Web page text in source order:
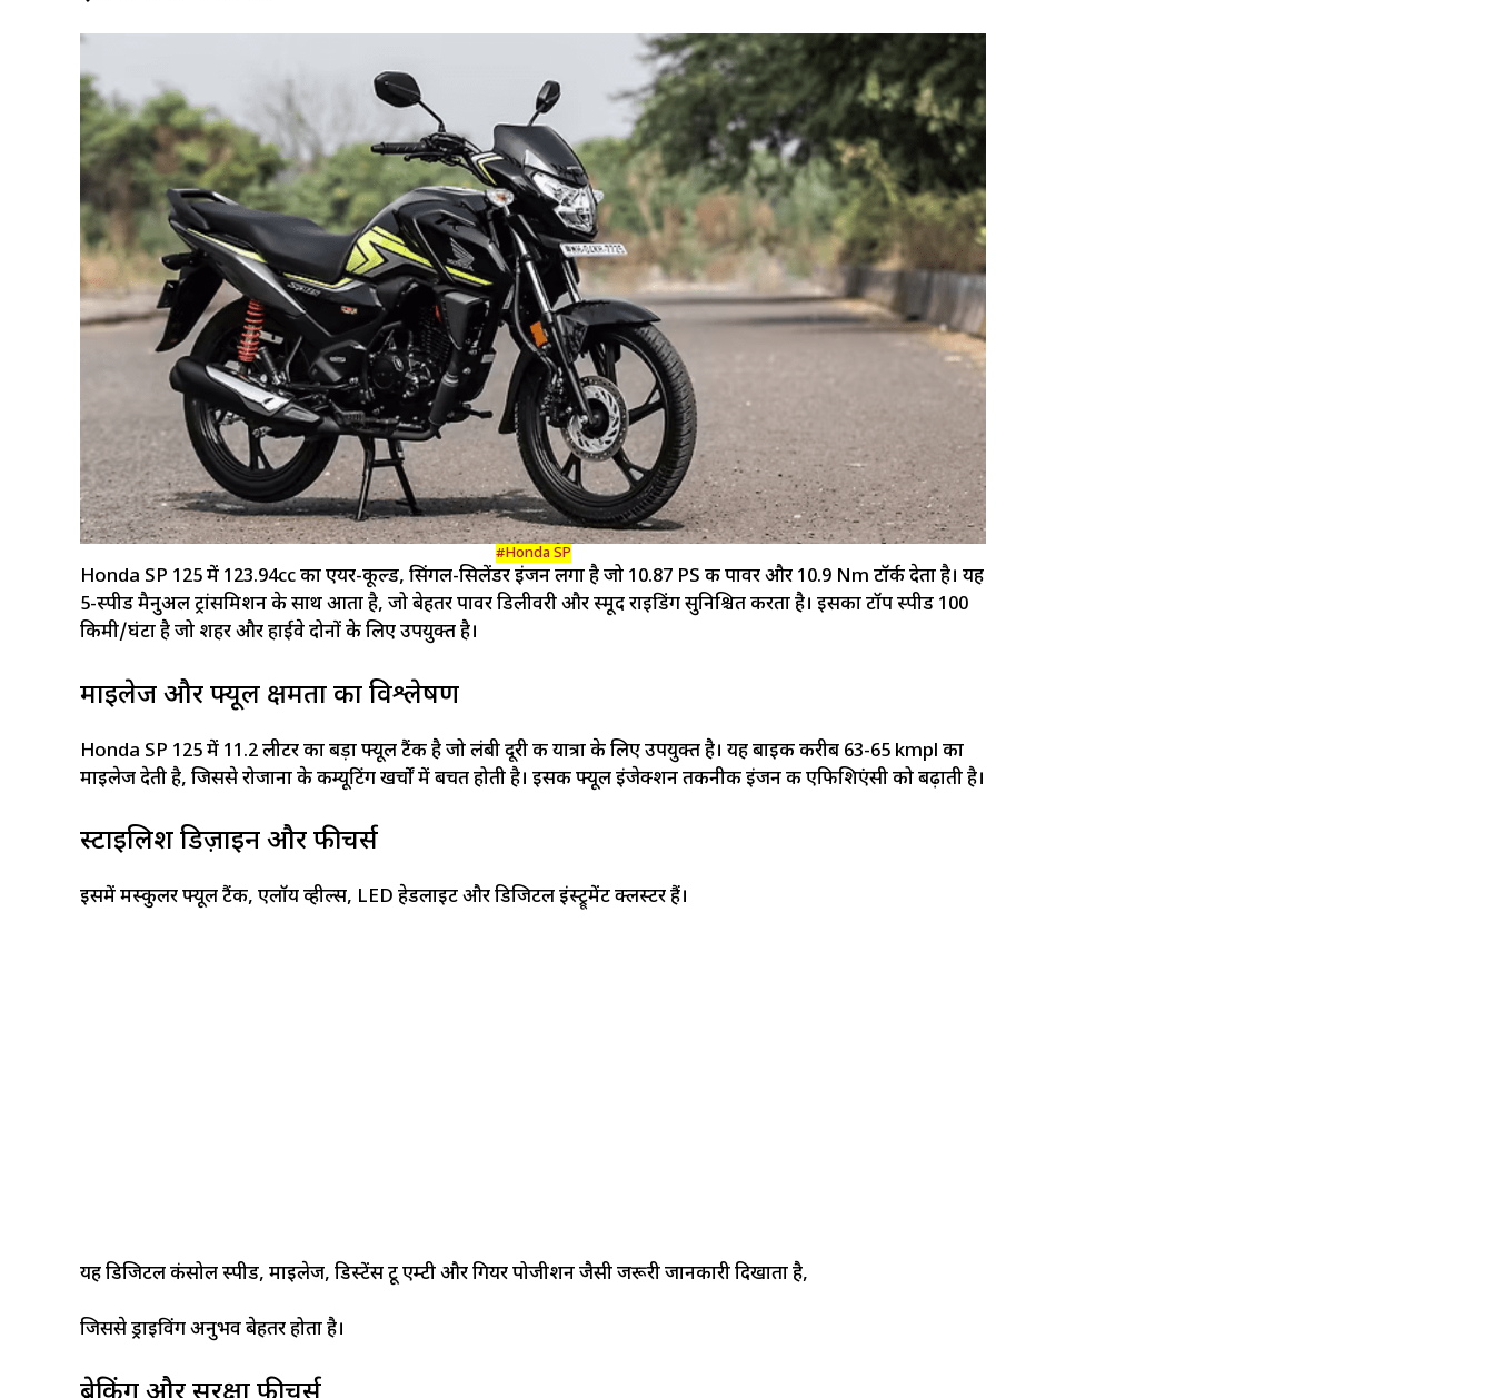
#Honda SP
Honda SP 125 में 123.94cc का एयर-कूल्ड, सिंगल-सिलेंडर इंजन लगा है जो 10.87 PS की पावर और 10.9 Nm टॉर्क देता है। यह
5-स्पीड मैनुअल ट्रांसमिशन के साथ आता है, जो बेहतर पावर डिलीवरी और स्मूद राइडिंग सुनिश्चित करता है। इसका टॉप स्पीड 100
किमी/घंटा है जो शहर और हाईवे दोनों के लिए उपयुक्त है।
माइलेज और फ्यूल क्षमता का विश्लेषण
Honda SP 125 में 11.2 लीटर का बड़ा फ्यूल टैंक है जो लंबी दूरी की यात्रा के लिए उपयुक्त है। यह बाइक करीब 63-65 kmpl का
माइलेज देती है, जिससे रोजाना के कम्यूटिंग खर्चों में बचत होती है। इसकी फ्यूल इंजेक्शन तकनीक इंजन की एफिशिएंसी को बढ़ाती है।
स्टाइलिश डिज़ाइन और फीचर्स
इसमें मस्कुलर फ्यूल टैंक, एलॉय व्हील्स, LED हेडलाइट और डिजिटल इंस्ट्रूमेंट क्लस्टर हैं।
यह डिजिटल कंसोल स्पीड, माइलेज, डिस्टेंस टू एम्टी और गियर पोजीशन जैसी जरूरी जानकारी दिखाता है,
जिससे ड्राइविंग अनुभव बेहतर होता है।